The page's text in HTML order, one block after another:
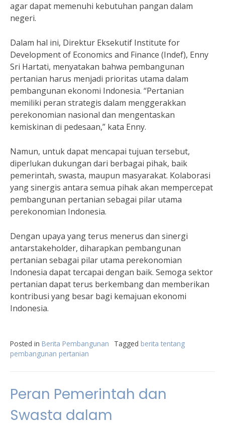
agar dapat memenuhi kebutuhan pangan dalam
negeri.
Dalam hal ini, Direktur Eksekutif Institute for
Development of Economics and Finance (Indef), Enny
Sri Hartati, menyatakan bahwa pembangunan
pertanian harus menjadi prioritas utama dalam
pembangunan ekonomi Indonesia. “Pertanian
memiliki peran strategis dalam menggerakkan
perekonomian nasional dan mengentaskan
kemiskinan di pedesaan,” kata Enny.
Namun, untuk dapat mencapai tujuan tersebut,
diperlukan dukungan dari berbagai pihak, baik
pemerintah, swasta, maupun masyarakat. Kolaborasi
yang sinergis antara semua pihak akan mempercepat
pembangunan pertanian sebagai pilar utama
perekonomian Indonesia.
Dengan upaya yang terus menerus dan sinergi
antarstakeholder, diharapkan pembangunan
pertanian sebagai pilar utama perekonomian
Indonesia dapat tercapai dengan baik. Semoga sektor
pertanian dapat terus berkembang dan memberikan
kontribusi yang besar bagi kemajuan ekonomi
Indonesia.
Posted in Berita Pembangunan Tagged berita tentang
pembangunan pertanian
Peran Pemerintah dan
Swasta dalam